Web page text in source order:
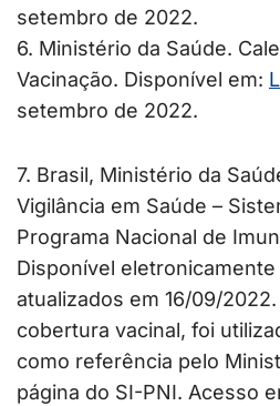
setembro de 2022.
6. Ministério da Saúde.
Vacinação. Disponível em:
setembro de 2022.
7. Brasil, Ministério da
Vigilância em Saúde –
Programa Nacional de
Disponível eletronicamente
atualizados em 16/09/
cobertura vacinal, foi
como referência pelo
página do SI-PNI. Acesso